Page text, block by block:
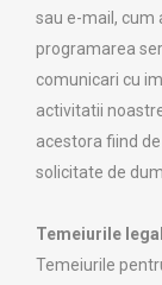
sau e-mail, cum
programarea
comunicari cu
activitatii
acestora fiind
solicitate de
Temeiurile
Temeiurile